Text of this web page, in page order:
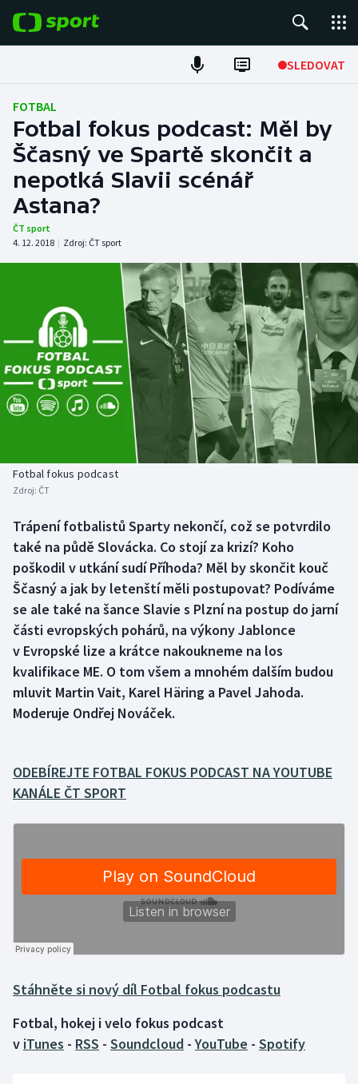
SLEDOVAT
Fotbal
Hokej
Tenis
Atletika
Americký fotbal
Baseball a softbal
Basketbal
Boby a skeleton
Box
Curling
Dostihy
Florbal
Futsal
Golf
Házená
Lezení
Lyže a snowboard
Moderní pětiboj
NEPŘEHLÉDNĚTE
Soutěže
Historické návraty
AZ kvíz
FOTBAL
Fotbal fokus podcast: Měl by
Ščasný ve Spartě skončit a
nepotká Slavii scénář
Astana?
ČT sport
4. 12. 2018 | Zdroj: ČT sport
Fotbal fokus podcast
Zdroj: ČT
Trápení fotbalistů Sparty nekončí, což se potvrdilo
také na půdě Slovácka. Co stojí za krizí? Koho
poškodil v utkání sudí Příhoda? Měl by skončit kouč
Ščasný a jak by letenští měli postupovat? Podíváme
se ale také na šance Slavie s Plzní na postup do jarní
části evropských pohárů, na výkony Jablonce
v Evropské lize a krátce nakoukneme na los
kvalifikace ME. O tom všem a mnohém dalším budou
mluvit Martin Vait, Karel Häring a Pavel Jahoda.
Moderuje Ondřej Nováček.
ODEBÍREJTE FOTBAL FOKUS PODCAST NA YOUTUBE
KANÁLE ČT SPORT
Stáhněte si nový díl Fotbal fokus podcastu
Fotbal, hokej i velo fokus podcast
v iTunes - RSS - Soundcloud -YouTube - Spotify